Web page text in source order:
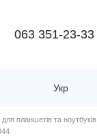
063 351-23-33
Укр
планшетів та ноутбуків